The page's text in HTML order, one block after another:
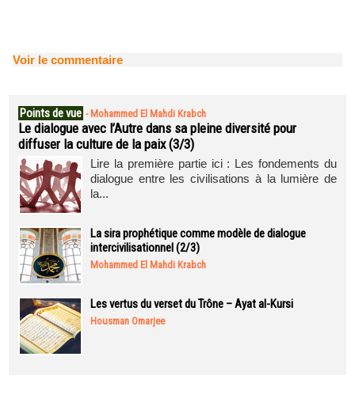
Voir le commentaire
Points de vue - Mohammed El Mahdi Krabch
Le dialogue avec l’Autre dans sa pleine diversité pour
diffuser la culture de la paix (3/3)
Lire la première partie ici : Les fondements du
dialogue entre les civilisations à la lumière de
la...
La sira prophétique comme modèle de dialogue
intercivilisationnel (2/3)
Mohammed El Mahdi Krabch
Les vertus du verset du Trône – Ayat al-Kursi
Housman Omarjee